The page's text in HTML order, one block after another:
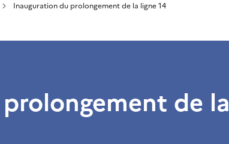
Inauguration du prolongement de la ligne 14
de la